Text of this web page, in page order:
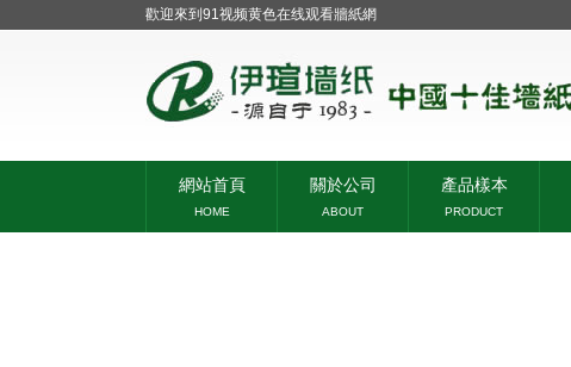
歡迎來到91视频黄色在线观看牆紙網
網站首頁
HOME
關於公司
ABOUT
產品樣本
PRODUCT